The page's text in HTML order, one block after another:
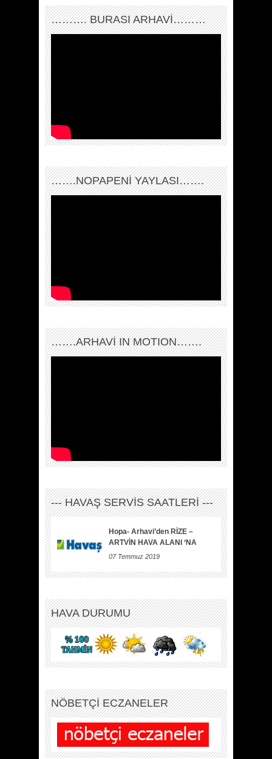
………. BURASI ARHAVİ………
…….NOPAPENİ YAYLASI…….
…….ARHAVI IN MOTION…….
--- HAVAŞ SERVİS SAATLERİ ---
Hopa- Arhavi’den RİZE –
ARTVİN HAVA ALANI ‘NA
07 Temmuz 2019
HAVA DURUMU
NÖBETÇİ ECZANELER